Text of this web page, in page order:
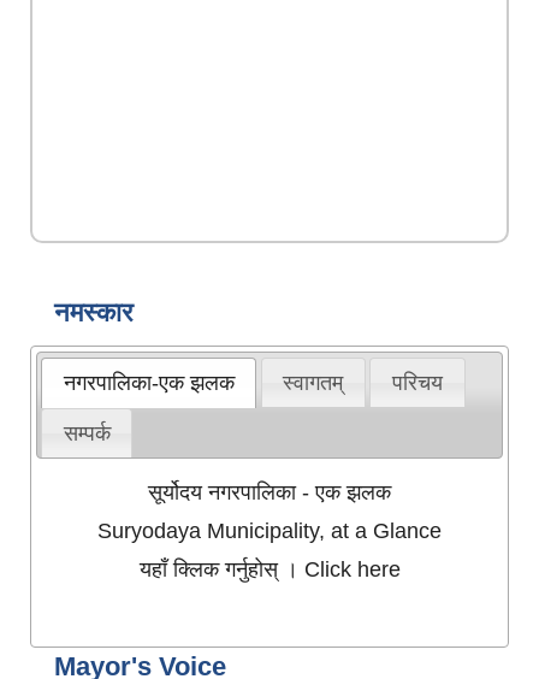
नमस्कार
नगरपालिका-एक झलक स्वागतम् परिचय
सम्पर्क
सूर्योदय नगरपालिका - एक झलक
Suryodaya Municipality, at a Glance
यहाँ क्लिक गर्नुहोस् । Click here
Mayor's Voice